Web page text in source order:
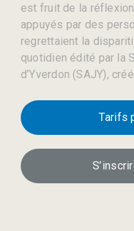
est fruit de la
appuyés par des
regrettaient la
quotidien édité par la
d’Yverdon (SAJY),
Tarifs